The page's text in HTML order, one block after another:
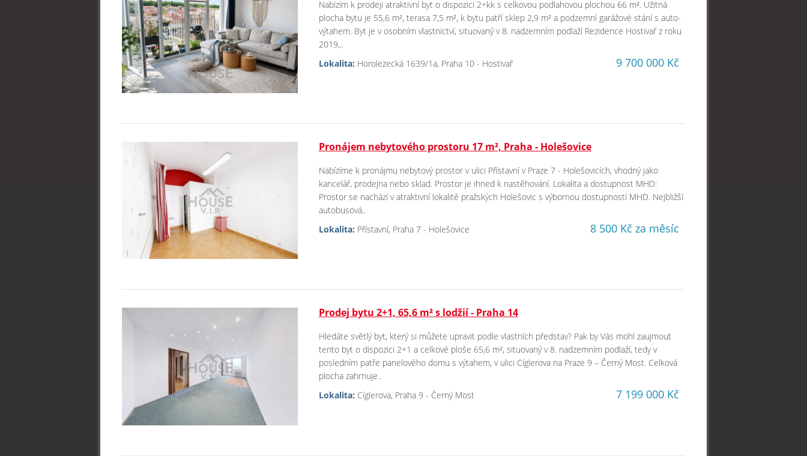
Nabízím k prodeji atraktivní byt o dispozici 2+kk s celkovou podlahovou plochou 66 m². Užitná
plocha bytu je 55,6 m², terasa 7,5 m², k bytu patří sklep 2,9 m² a podzemní garážové stání s auto-
výtahem. Byt je v osobním vlastnictví, situovaný v 8. nadzemním podlaží Rezidence Hostivař z roku
2019,..
Lokalita: Horolezecká 1639/1a, Praha 10 - Hostivař 9 700 000 Kč
Pronájem nebytového prostoru 17 m², Praha - Holešovice
Nabízíme k pronájmu nebytový prostor v ulici Přístavní v Praze 7 - Holešovicích, vhodný jako
kancelář, prodejna nebo sklad. Prostor je ihned k nastěhování. Lokalita a dostupnost MHD:
Prostor se nachází v atraktivní lokalitě pražských Holešovic s výbornou dostupností MHD. Nejbližší
autobusová..
Lokalita: Přístavní, Praha 7 - Holešovice 8 500 Kč za měsíc
Prodej bytu 2+1, 65,6 m² s lodžií - Praha 14
Hledáte světlý byt, který si můžete upravit podle vlastních představ? Pak by Vás mohl zaujmout
tento byt o dispozici 2+1 a celkové ploše 65,6 m², situovaný v 8. nadzemním podlaží, tedy v
posledním patře panelového domu s výtahem, v ulici Cíglerova na Praze 9 – Černý Most. Celková
plocha zahrnuje..
Lokalita: Cíglerova, Praha 9 - Černý Most 7 199 000 Kč